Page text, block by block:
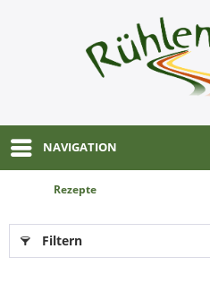
NAVIGATION
Rezepte
Filtern